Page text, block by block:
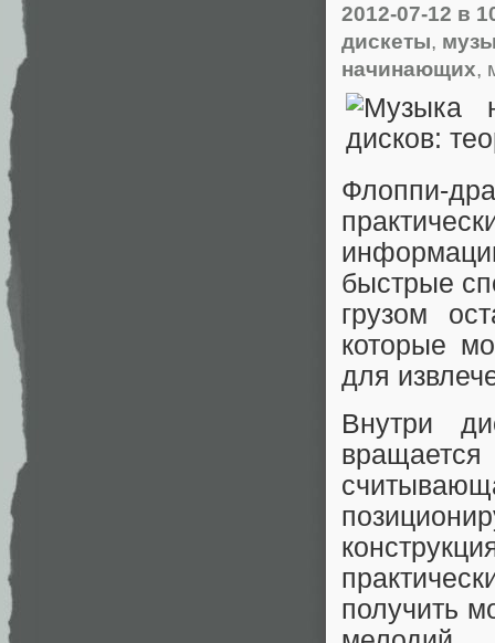
2012-07-12 в
дискеты,
начинающих,
Флоппи-
быстрые
грузом
которые
для
Внутри
получить